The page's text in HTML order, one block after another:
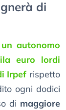
di
un autonomo
euro lordi
Irpef rispetto
ogni dodici
di maggiore